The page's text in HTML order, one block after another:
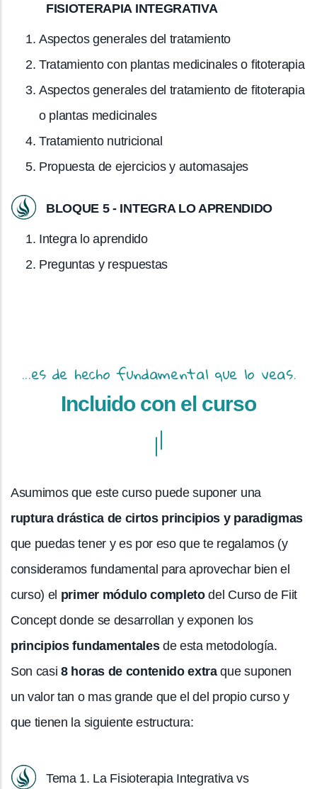
FISIOTERAPIA INTEGRATIVA
Aspectos generales del tratamiento
Tratamiento con plantas medicinales o fitoterapia
Aspectos generales del tratamiento de fitoterapia
o plantas medicinales
Tratamiento nutricional
Propuesta de ejercicios y automasajes
BLOQUE 5 - INTEGRA LO APRENDIDO
Integra lo aprendido
Preguntas y respuestas
...es de hecho fundamental que lo veas.
Incluido con el curso
Asumimos que este curso puede suponer una
ruptura drástica de cirtos principios y paradigmas
que puedas tener y es por eso que te regalamos (y
consideramos fundamental para aprovechar bien el
curso) el primer módulo completodel Curso de Fiit
Concept donde se desarrollan y exponen los
principios fundamentalesde esta metodología.
Son casi8 horas de contenido extraque suponen
un valor tan o mas grande que el del propio curso y
que tienen la siguiente estructura:
Tema 1. La Fisioterapia Integrativa vs